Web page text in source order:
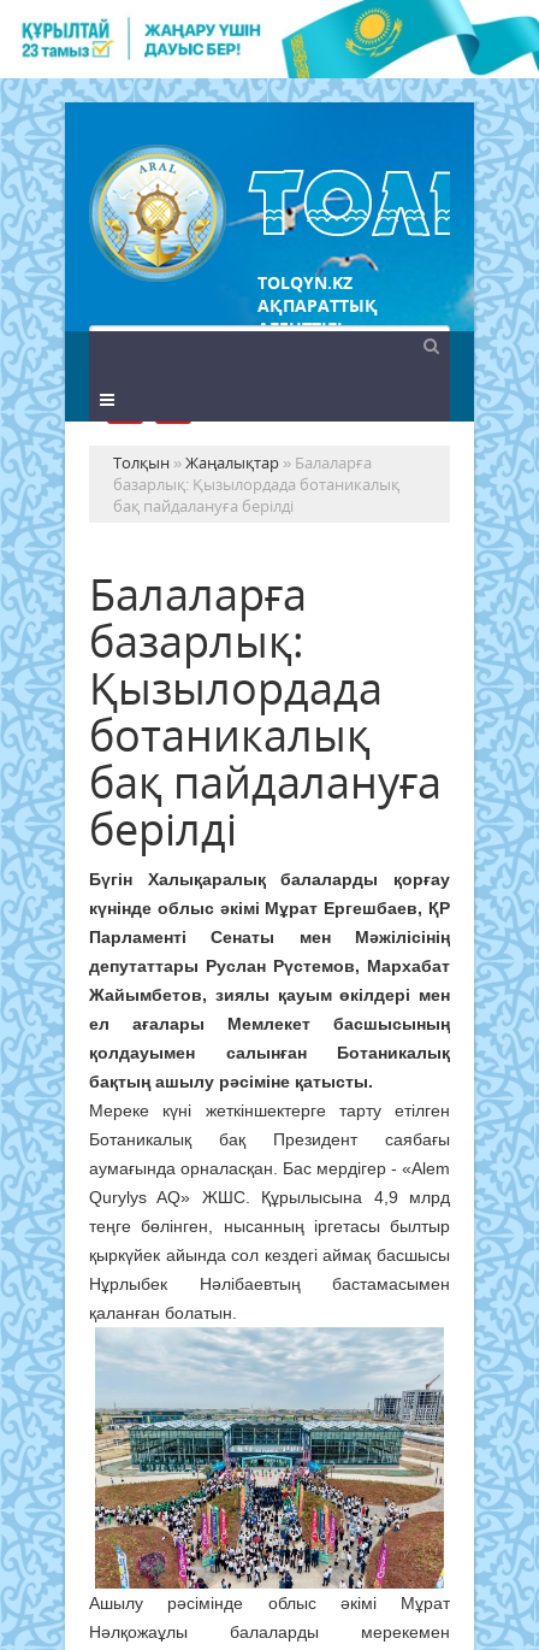
TOLQYN.KZ
АҚПАРАТТЫҚ
АГЕНТТІГІ
Толқын »Жаңалықтар » Балаларға
базарлық: Қызылордада ботаникалық
бақ пайдалануға берілді
Балаларға
базарлық:
Қызылордада
ботаникалық
бақ пайдалануға
берілді
Бүгін Халықаралық балаларды қорғау
күнінде облыс әкімі Мұрат Ергешбаев, ҚР
Парламенті Сенаты мен Мәжілісінің
депутаттары Руслан Рүстемов, Мархабат
Жайымбетов, зиялы қауым өкілдері мен
ел ағалары Мемлекет басшысының
қолдауымен салынған Ботаникалық
бақтың ашылу рәсіміне қатысты.
Мереке күні жеткіншектерге тарту етілген
Ботаникалық бақ Президент саябағы
аумағында орналасқан. Бас мердігер - «Alem
Qurylys AQ» ЖШС. Құрылысына 4,9 млрд
теңге бөлінген, нысанның іргетасы былтыр
қыркүйек айында сол кездегі аймақ басшысы
Нұрлыбек Нәлібаевтың бастамасымен
қаланған болатын.
Ашылу рәсімінде облыс әкімі Мұрат
Нәлқожаұлы балаларды мерекемен